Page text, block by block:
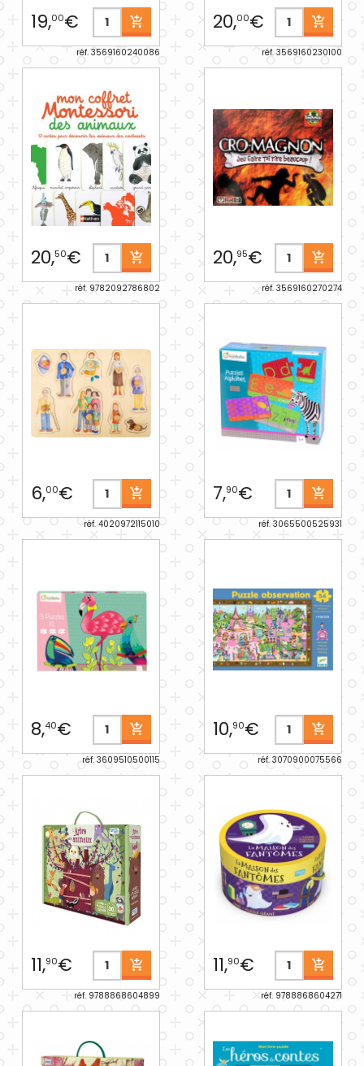
19,00€
réf. 3569160240086
20,00€
réf. 3569160230100
20,50€
réf. 9782092786802
20,95€
réf. 3569160270274
6,00€
réf. 4020972115010
7,90€
réf. 3065500525931
8,40€
réf. 3609510500115
10,90€
réf. 3070900075566
11,90€
réf. 9788868604899
11,90€
réf. 9788868604271